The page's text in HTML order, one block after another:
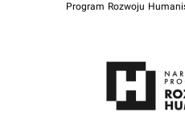
Program Rozwoju